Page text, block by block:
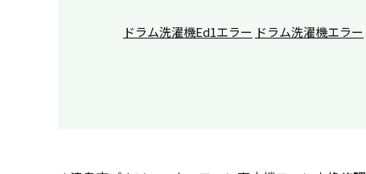
ドラム洗濯機Ed1エラー ドラム洗濯機エラー